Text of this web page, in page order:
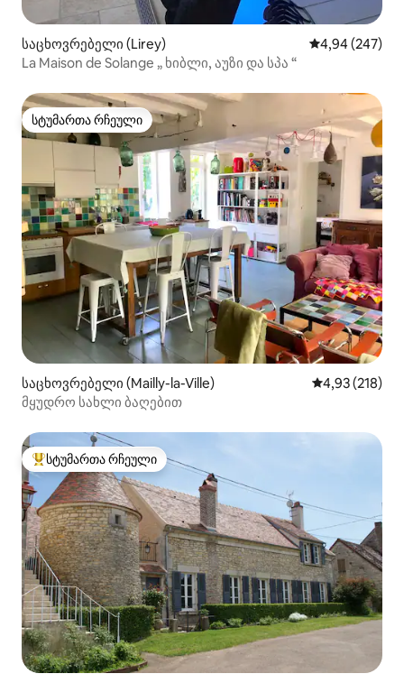
საცხოვრებელი (Lirey) საშუალო
4,94 (247)
La Maison de Solange „ ხიბლი, აუზი და სპა “
სტუმართა რჩეული
სტუმართა რჩეული
საცხოვრებელი (Mailly-la-Ville) საშუალო
4,93 (218)
მყუდრო სახლი ბაღებით
სტუმართა რჩეული მოწინავე ვარიანტი
სტუმართა რჩეული